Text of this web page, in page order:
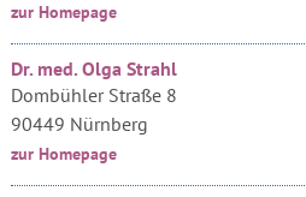
zur Homepage
Dr. med. Olga Strahl
Dombühler Straße 8
90449 Nürnberg
zur Homepage